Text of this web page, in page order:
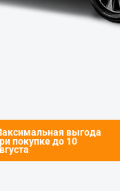
выгода
покупке до 10